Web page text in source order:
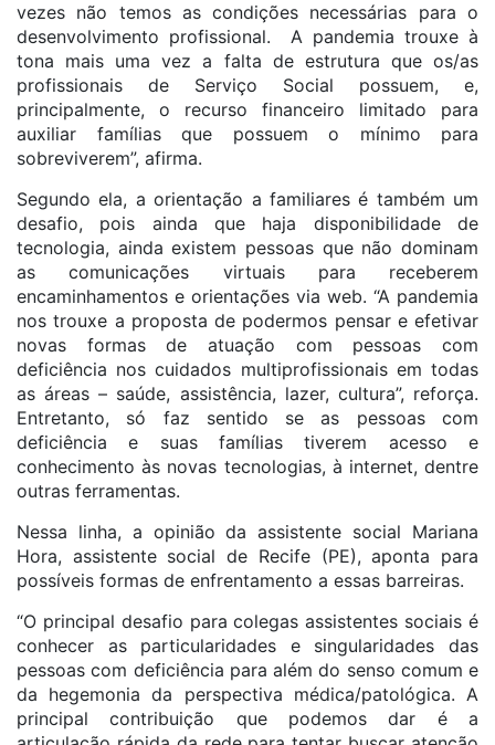
vezes não temos as condições necessárias para o
desenvolvimento profissional. A pandemia trouxe à
tona mais uma vez a falta de estrutura que os/as
profissionais de Serviço Social possuem, e,
principalmente, o recurso financeiro limitado para
auxiliar famílias que possuem o mínimo para
sobreviverem”, afirma.
Segundo ela, a orientação a familiares é também um
desafio, pois ainda que haja disponibilidade de
tecnologia, ainda existem pessoas que não dominam
as comunicações virtuais para receberem
encaminhamentos e orientações via web. “A pandemia
nos trouxe a proposta de podermos pensar e efetivar
novas formas de atuação com pessoas com
deficiência nos cuidados multiprofissionais em todas
as áreas – saúde, assistência, lazer, cultura”, reforça.
Entretanto, só faz sentido se as pessoas com
deficiência e suas famílias tiverem acesso e
conhecimento às novas tecnologias, à internet, dentre
outras ferramentas.
Nessa linha, a opinião da assistente social Mariana
Hora, assistente social de Recife (PE), aponta para
possíveis formas de enfrentamento a essas barreiras.
“O principal desafio para colegas assistentes sociais é
conhecer as particularidades e singularidades das
pessoas com deficiência para além do senso comum e
da hegemonia da perspectiva médica/patológica. A
principal contribuição que podemos dar é a